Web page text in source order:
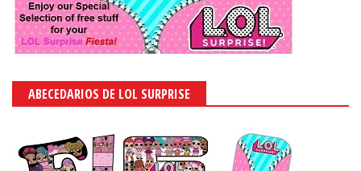
ABECEDARIOS DE LOL SURPRISE